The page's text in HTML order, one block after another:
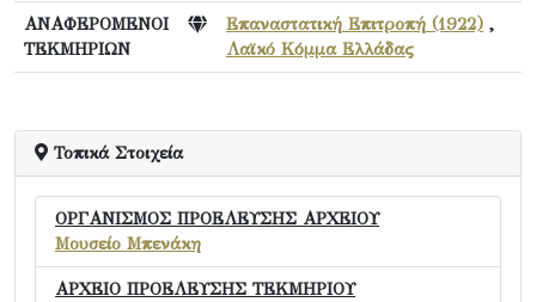
ΑΝΑΦΕΡΟΜΕΝΟΙ
ΤΕΚΜΗΡΙΩΝ
Επαναστατική Επιτροπή (1922) ,
Λαϊκό Κόμμα Ελλάδας
Τοπικά Στοιχεία
ΟΡΓΑΝΙΣΜΟΣ ΠΡΟΕΛΕΥΣΗΣ ΑΡΧΕΙΟΥ
Μουσείο Μπενάκη
ΑΡΧΕΙΟ ΠΡΟΕΛΕΥΣΗΣ ΤΕΚΜΗΡΙΟΥ